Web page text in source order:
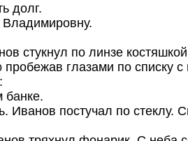
долг.
стукнул по линзе
глазами по списку
банке.
Иванов постучал по стеклу.